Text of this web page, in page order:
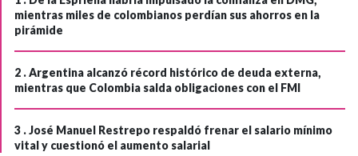
mientras miles de colombianos perdían sus ahorros en la
pirámide
2 .Argentina alcanzó récord histórico de deuda externa,
mientras que Colombia salda obligaciones con el FMI
3 .José Manuel Restrepo respaldó frenar el salario mínimo
vital y cuestionó el aumento salarial